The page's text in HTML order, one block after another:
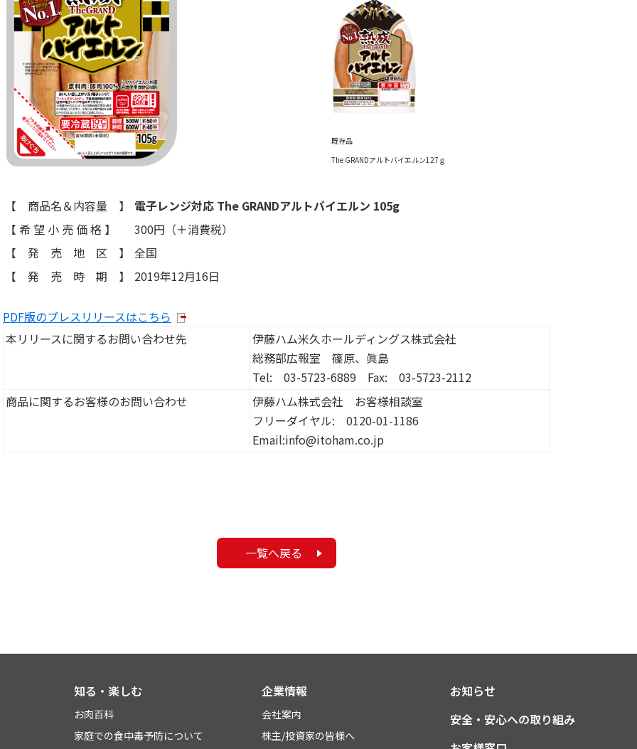
既存品
The GRANDアルトバイエルン127ｇ
【 商品名＆内容量 】
電子レンジ対応 The GRANDアルトバイエルン 105g
【 希 望 小 売 価 格 】
300円（＋消費税）
【 発 売 地 区 】
全国
【 発 売 時 期 】
2019年12月16日
PDF版のプレスリリースはこちら
本リリースに関するお問い合わせ先
伊藤ハム米久ホールディングス株式会社
総務部広報室 篠原、眞島
Tel: 03-5723-6889 Fax: 03-5723-2112
商品に関するお客様のお問い合わせ
伊藤ハム株式会社 お客様相談室
フリーダイヤル: 0120-01-1186
Email:info@itoham.co.jp
一覧へ戻る
知る・楽しむ
お肉百科
家庭での食中毒予防について
企業情報
会社案内
株主/投資家の皆様へ
お知らせ
安全・安心への取り組み